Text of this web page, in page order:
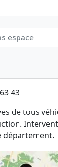
43
de tous
département.